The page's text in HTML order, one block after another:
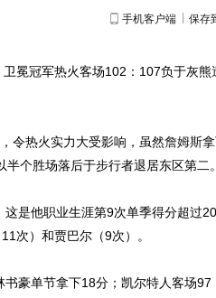
手机客户端 保存
冕冠军热火客场102：107负于灰熊
令热火实力大受影响，虽然詹姆斯
个胜场落后于步行者退居东区第二。
他职业生涯第9次单季得分超过
11次）和贾巴尔（9次）。
豪单节拿下18分；凯尔特人客场97